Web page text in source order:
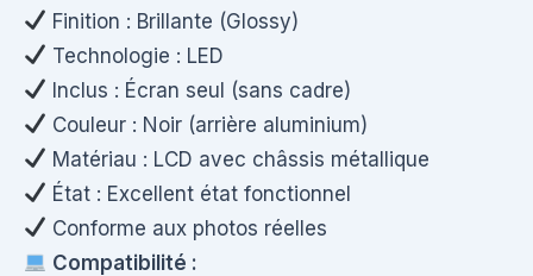
Finition : Brillante (Glossy)
Technologie : LED
Inclus : Écran seul (sans cadre)
Couleur : Noir (arrière aluminium)
Matériau : LCD avec châssis métallique
État : Excellent état fonctionnel
Conforme aux photos réelles
Compatibilité :